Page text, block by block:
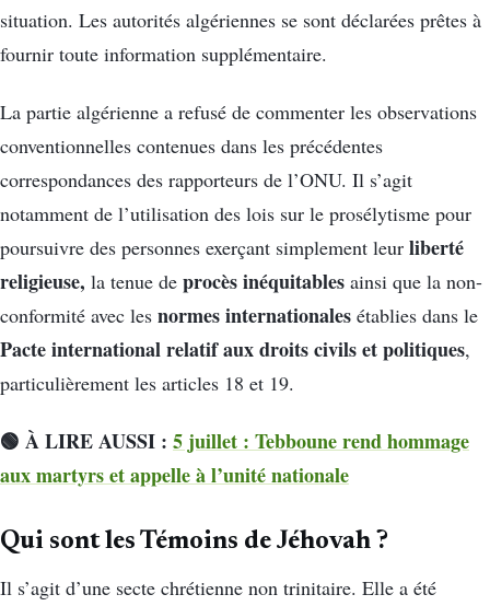
situation. Les autorités algériennes se sont déclarées prêtes à
fournir toute information supplémentaire.
La partie algérienne a refusé de commenter les observations
conventionnelles contenues dans les précédentes
correspondances des rapporteurs de l’ONU. Il s’agit
notamment de l’utilisation des lois sur le prosélytisme pour
poursuivre des personnes exerçant simplement leur liberté
religieuse, la tenue de procès inéquitables ainsi que la non-
conformité avec les normes internationales établies dans le
Pacte international relatif aux droits civils et politiques,
particulièrement les articles 18 et 19.
🟢 À LIRE AUSSI : 5 juillet : Tebboune rend hommage
aux martyrs et appelle à l’unité nationale
Qui sont les Témoins de Jéhovah ?
Il s’agit d’une secte chrétienne non trinitaire. Elle a été